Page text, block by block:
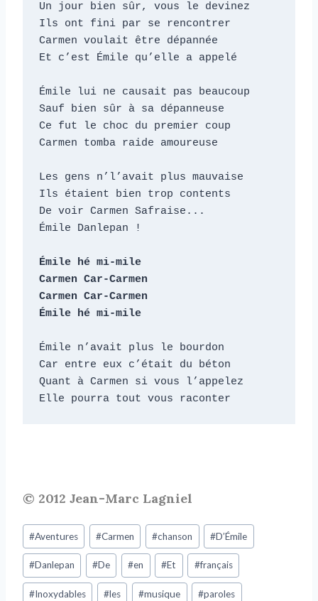
Un jour bien sûr, vous le devinez
Ils ont fini par se rencontrer
Carmen voulait être dépannée
Et c’est Émile qu’elle a appelé
Émile lui ne causait pas beaucoup
Sauf bien sûr à sa dépanneuse
Ce fut le choc du premier coup
Carmen tomba raide amoureuse
Les gens n’l’avait plus mauvaise
Ils étaient bien trop contents
De voir Carmen Safraise...
Émile Danlepan !
Émile hé mi-mile
Carmen Car-Carmen
Carmen Car-Carmen
Émile hé mi-mile
Émile n’avait plus le bourdon
Car entre eux c’était du béton
Quant à Carmen si vous l’appelez
Elle pourra tout vous raconter
© 2012 Jean-Marc Lagniel
#Aventures #Carmen #chanson #D’Émile
#Danlepan #De #en #Et #français
#Inoxydables #les #musique #paroles